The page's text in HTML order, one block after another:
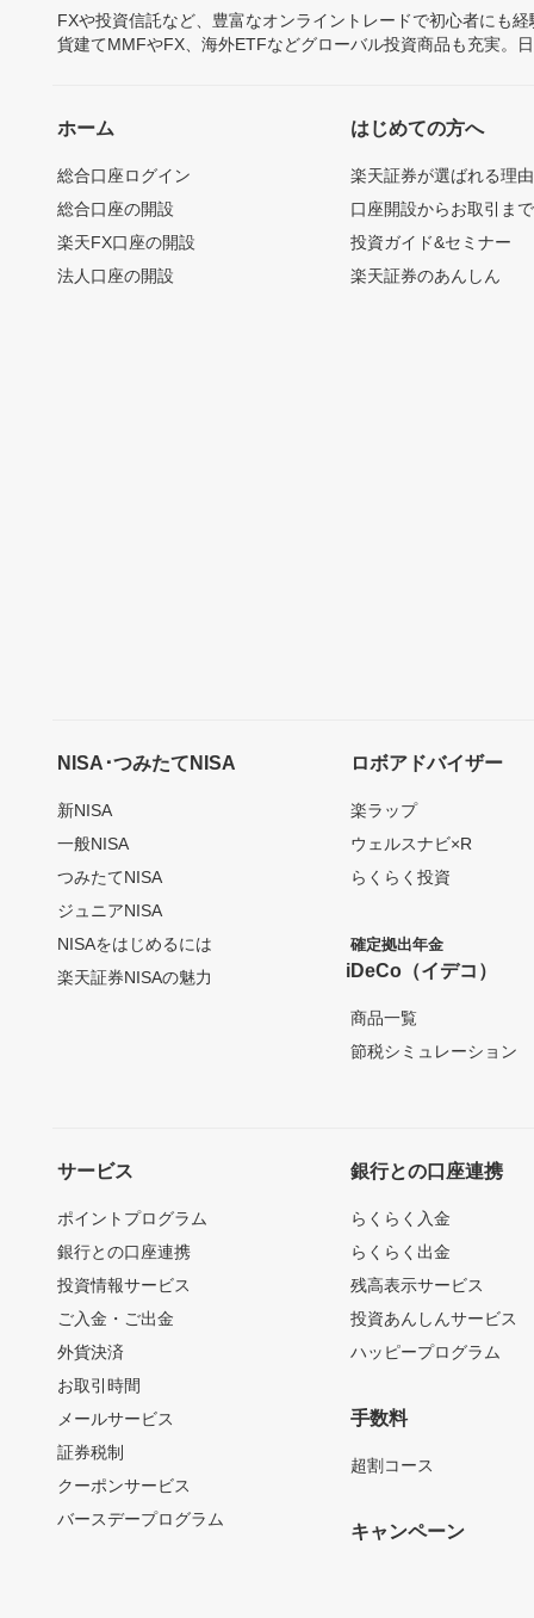
FXや投資信託など、豊富なオンライントレードで初心者にも
貨建てMMFやFX、海外ETFなどグローバル投資商品も充実。
ホーム
総合口座ログイン
総合口座の開設
楽天FX口座の開設
法人口座の開設
はじめての方へ
楽天証券が選ばれる理由
口座開設からお取引ま
投資ガイド&セミナー
楽天証券のあんしん
NISA･つみたてNISA
新NISA
一般NISA
つみたてNISA
ジュニアNISA
NISAをはじめるには
楽天証券NISAの魅力
ロボアドバイザー
楽ラップ
ウェルスナビ×R
らくらく投資
確定拠出年金
iDeCo（イデコ）
商品一覧
節税シミュレーション
サービス
ポイントプログラム
銀行との口座連携
投資情報サービス
ご入金・ご出金
外貨決済
お取引時間
メールサービス
証券税制
クーポンサービス
バースデープログラム
銀行との口座連携
らくらく入金
らくらく出金
残高表示サービス
投資あんしんサービス
ハッピープログラム
手数料
超割コース
キャンペーン